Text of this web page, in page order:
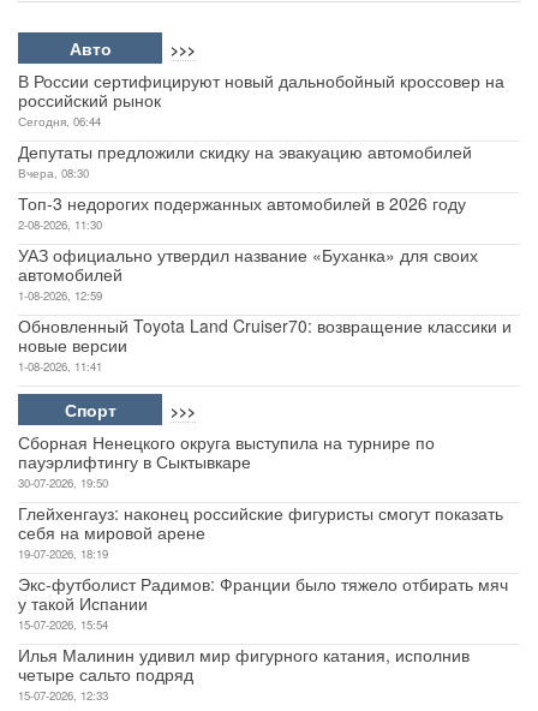
Авто >>>
В России сертифицируют новый дальнобойный кроссовер на
российский рынок
Сегодня, 06:44
Депутаты предложили скидку на эвакуацию автомобилей
Вчера, 08:30
Топ-3 недорогих подержанных автомобилей в 2026 году
2-08-2026, 11:30
УАЗ официально утвердил название «Буханка» для своих
автомобилей
1-08-2026, 12:59
Обновленный Toyota Land Cruiser70: возвращение классики и
новые версии
1-08-2026, 11:41
Спорт >>>
Сборная Ненецкого округа выступила на турнире по
пауэрлифтингу в Сыктывкаре
30-07-2026, 19:50
Глейхенгауз: наконец российские фигуристы смогут показать
себя на мировой арене
19-07-2026, 18:19
Экс-футболист Радимов: Франции было тяжело отбирать мяч
у такой Испании
15-07-2026, 15:54
Илья Малинин удивил мир фигурного катания, исполнив
четыре сальто подряд
15-07-2026, 12:33